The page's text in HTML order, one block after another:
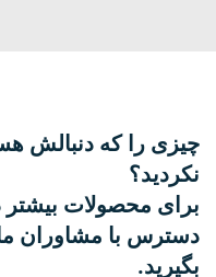
چیزی را که دنبالش
نکردید؟
برای محصولات بیشتر
دسترس با مشاوران
بگیرید.